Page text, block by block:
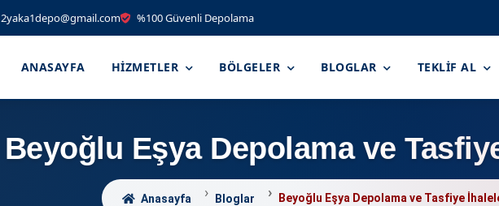
2yaka1depo@gmail.com %100 Güvenli Depolama
ANASAYFA HIZMETLER BÖLGELER BLOGLAR TEKLIF AL
Beyoğlu Eşya Depolama ve
Anasayfa Bloglar Beyoğlu Eşya Depolama ve Tasfiye